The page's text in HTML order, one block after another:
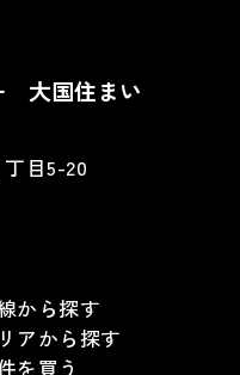
大国住まい
目5-20
から探す
アから探す
を買う